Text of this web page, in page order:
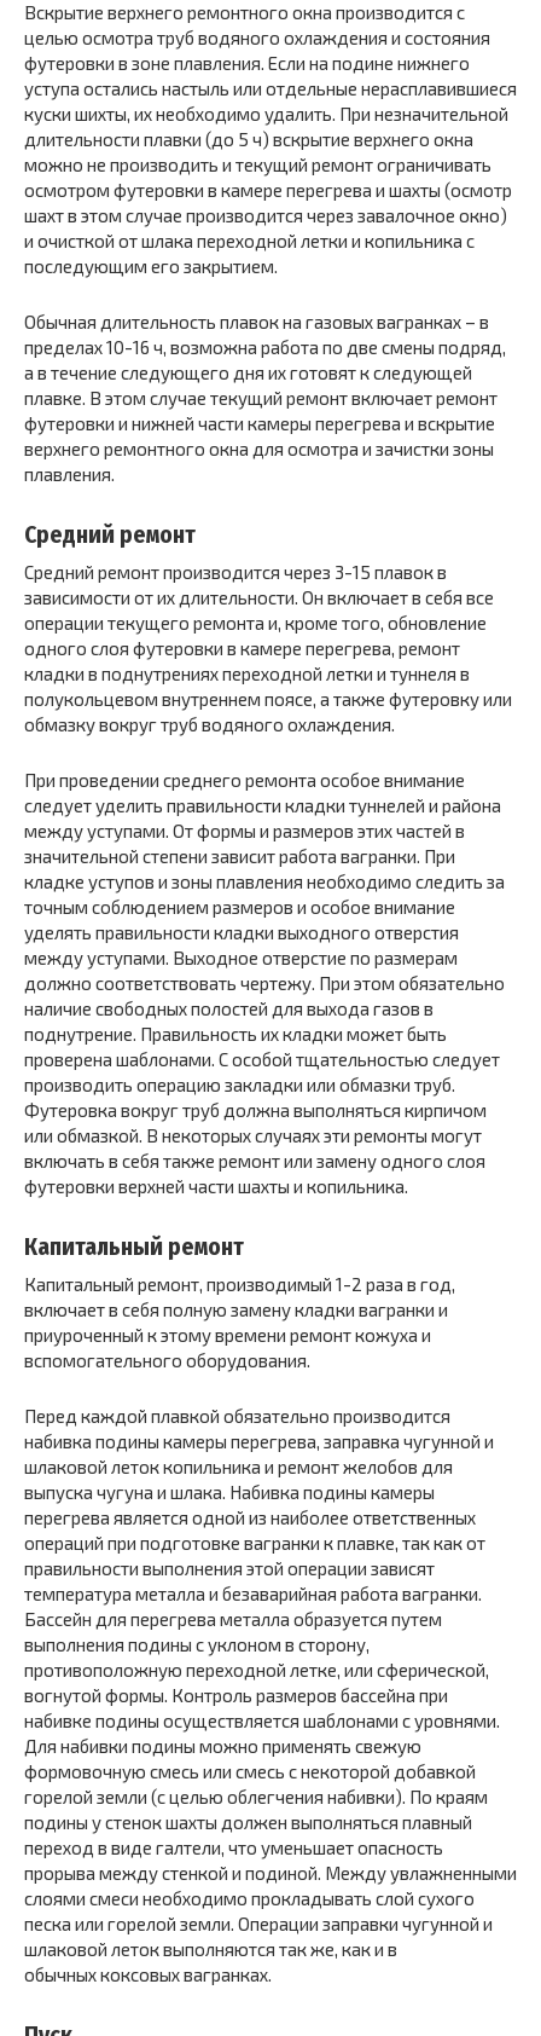
Вскрытие верхнего ремонтного окна производится с
целью осмотра труб водяного охлаждения и состояния
футеровки в зоне плавления. Если на подине нижнего
уступа остались настыль или отдельные нерасплавившиеся
куски шихты, их необходимо удалить. При незначительной
длительности плавки (до 5 ч) вскрытие верхнего окна
можно не производить и текущий ремонт ограничивать
осмотром футеровки в камере перегрева и шахты (осмотр
шахт в этом случае производится через завалочное окно)
и очисткой от шлака переходной летки и копильника с
последующим его закрытием.
Обычная длительность плавок на газовых вагранках – в
пределах 10-16 ч, возможна работа по две смены подряд,
а в течение следующего дня их готовят к следующей
плавке. В этом случае текущий ремонт включает ремонт
футеровки и нижней части камеры перегрева и вскрытие
верхнего ремонтного окна для осмотра и зачистки зоны
плавления.
Средний ремонт
Средний ремонт производится через 3-15 плавок в
зависимости от их длительности. Он включает в себя все
операции текущего ремонта и, кроме того, обновление
одного слоя футеровки в камере перегрева, ремонт
кладки в поднутрениях переходной летки и туннеля в
полукольцевом внутреннем поясе, а также футеровку или
обмазку вокруг труб водяного охлаждения.
При проведении среднего ремонта особое внимание
следует уделить правильности кладки туннелей и района
между уступами. От формы и размеров этих частей в
значительной степени зависит работа вагранки. При
кладке уступов и зоны плавления необходимо следить за
точным соблюдением размеров и особое внимание
уделять правильности кладки выходного отверстия
между уступами. Выходное отверстие по размерам
должно соответствовать чертежу. При этом обязательно
наличие свободных полостей для выхода газов в
поднутрение. Правильность их кладки может быть
проверена шаблонами. С особой тщательностью следует
производить операцию закладки или обмазки труб.
Футеровка вокруг труб должна выполняться кирпичом
или обмазкой. В некоторых случаях эти ремонты могут
включать в себя также ремонт или замену одного слоя
футеровки верхней части шахты и копильника.
Капитальный ремонт
Капитальный ремонт, производимый 1-2 раза в год,
включает в себя полную замену кладки вагранки и
приуроченный к этому времени ремонт кожуха и
вспомогательного оборудования.
Перед каждой плавкой обязательно производится
набивка подины камеры перегрева, заправка чугунной и
шлаковой леток копильника и ремонт желобов для
выпуска чугуна и шлака. Набивка подины камеры
перегрева является одной из наиболее ответственных
операций при подготовке вагранки к плавке, так как от
правильности выполнения этой операции зависят
температура металла и безаварийная работа вагранки.
Бассейн для перегрева металла образуется путем
выполнения подины с уклоном в сторону,
противоположную переходной летке, или сферической,
вогнутой формы. Контроль размеров бассейна при
набивке подины осуществляется шаблонами с уровнями.
Для набивки подины можно применять свежую
формовочную смесь или смесь с некоторой добавкой
горелой земли (с целью облегчения набивки). По краям
подины у стенок шахты должен выполняться плавный
переход в виде галтели, что уменьшает опасность
прорыва между стенкой и подиной. Между увлажненными
слоями смеси необходимо прокладывать слой сухого
песка или горелой земли. Операции заправки чугунной и
шлаковой леток выполняются так же, как и в
обычных коксовых вагранках.